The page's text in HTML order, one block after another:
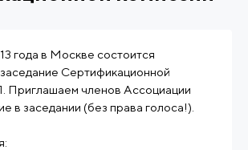
года в Москве состоится
Сертификационной
Приглашаем членов Ассоциации
в заседании (без права голоса!).